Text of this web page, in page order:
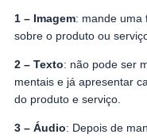
1 – Imagem: mande uma
sobre o produto ou
2 – Texto: não pode ser
mentais e já apresentar
do produto e serviço.
3 – Áudio: Depois de